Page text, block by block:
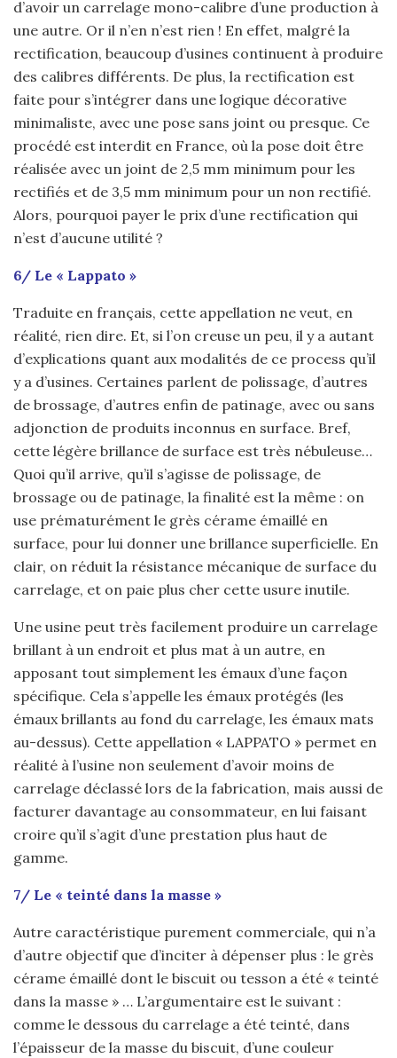
d’avoir un carrelage mono-calibre d’une production à
une autre. Or il n’en n’est rien ! En effet, malgré la
rectification, beaucoup d’usines continuent à produire
des calibres différents. De plus, la rectification est
faite pour s’intégrer dans une logique décorative
minimaliste, avec une pose sans joint ou presque. Ce
procédé est interdit en France, où la pose doit être
réalisée avec un joint de 2,5 mm minimum pour les
rectifiés et de 3,5 mm minimum pour un non rectifié.
Alors, pourquoi payer le prix d’une rectification qui
n’est d’aucune utilité ?
6/ Le « Lappato »
Traduite en français, cette appellation ne veut, en
réalité, rien dire. Et, si l’on creuse un peu, il y a autant
d’explications quant aux modalités de ce process qu’il
y a d’usines. Certaines parlent de polissage, d’autres
de brossage, d’autres enfin de patinage, avec ou sans
adjonction de produits inconnus en surface. Bref,
cette légère brillance de surface est très nébuleuse…
Quoi qu’il arrive, qu’il s’agisse de polissage, de
brossage ou de patinage, la finalité est la même : on
use prématurément le grès cérame émaillé en
surface, pour lui donner une brillance superficielle. En
clair, on réduit la résistance mécanique de surface du
carrelage, et on paie plus cher cette usure inutile.
Une usine peut très facilement produire un carrelage
brillant à un endroit et plus mat à un autre, en
apposant tout simplement les émaux d’une façon
spécifique. Cela s’appelle les émaux protégés (les
émaux brillants au fond du carrelage, les émaux mats
au-dessus). Cette appellation « LAPPATO » permet en
réalité à l’usine non seulement d’avoir moins de
carrelage déclassé lors de la fabrication, mais aussi de
facturer davantage au consommateur, en lui faisant
croire qu’il s’agit d’une prestation plus haut de
gamme.
7/ Le « teinté dans la masse »
Autre caractéristique purement commerciale, qui n’a
d’autre objectif que d’inciter à dépenser plus : le grès
cérame émaillé dont le biscuit ou tesson a été « teinté
dans la masse » … L’argumentaire est le suivant :
comme le dessous du carrelage a été teinté, dans
l’épaisseur de la masse du biscuit, d’une couleur